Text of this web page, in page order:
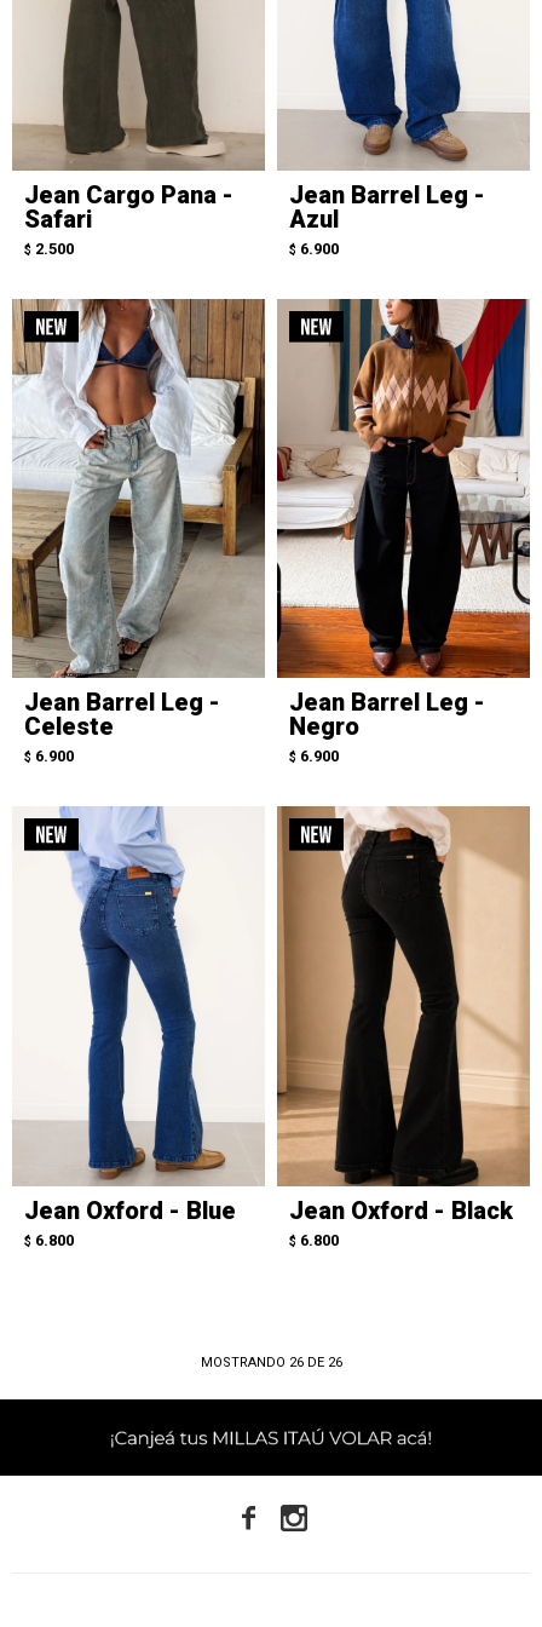
Jean Cargo Pana -
Safari
$ 2.500
Jean Barrel Leg -
Azul
$ 6.900
Jean Barrel Leg -
Celeste
$ 6.900
Jean Barrel Leg -
Negro
$ 6.900
Jean Oxford - Blue
$ 6.800
Jean Oxford - Black
$ 6.800
MOSTRANDO 26DE 26
 